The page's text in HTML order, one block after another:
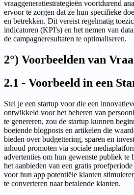
vraaggeneratiestrategieën voortdurend
ervoor te zorgen dat ze hun specifieke
en betrekken. Dit vereist regelmatig
indicatoren (KPI's) en het nemen van
de campagneresultaten te optimaliseren.
2°) Voorbeelden van
2.1 - Voorbeeld in een
Stel je een startup voor die een
ontwikkeld voor het beheren van
te genereren, zou de startup kunnen
boeiende blogposts en artikelen die
bieden over budgettering, sparen en
inhoud promoten via sociale
advertenties om hun gewenste publiek te
het aanbieden van een gratis
voor hun app potentiële klanten
te converteren naar betalende klanten.